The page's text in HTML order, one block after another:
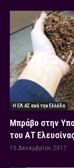
Η ΕΛ.ΑΣ ανά την Ελλάδα
Μπράβο στην
του ΑΤ
15 Δεκεμβρίου 2017